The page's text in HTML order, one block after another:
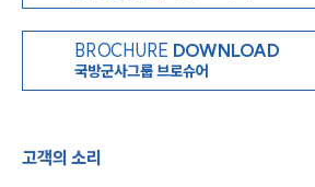
BROCHURE DOWNLOAD
국방군사그룹 브로슈어
고객의 소리